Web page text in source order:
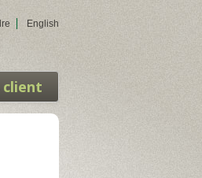
English
client